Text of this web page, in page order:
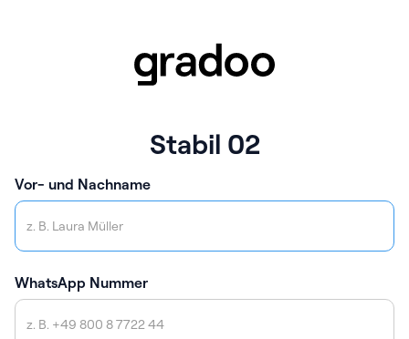
Stabil 02
Vor- und Nachname
WhatsApp Nummer